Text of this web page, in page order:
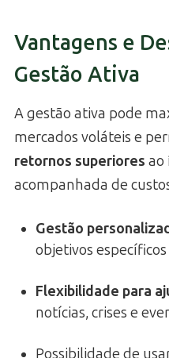
Vantagens e
Gestão Ativa
A gestão ativa pode
mercados voláteis e
retornos superiores ao
acompanhada de
Gestão
objetivos
Flexibilidade para
notícias, crises e
Possibilidade de